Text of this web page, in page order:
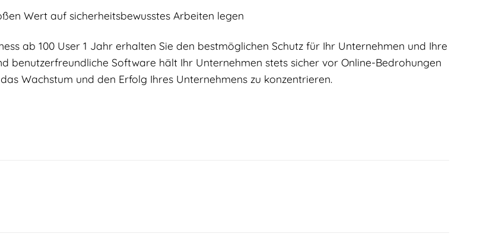
Wert auf sicherheitsbewusstes Arbeiten legen
ab 100 User 1 Jahr erhalten Sie den bestmöglichen Schutz für Ihr Unternehmen und Ihre
benutzerfreundliche Software hält Ihr Unternehmen stets sicher vor Online-Bedrohungen
Wachstum und den Erfolg Ihres Unternehmens zu konzentrieren.